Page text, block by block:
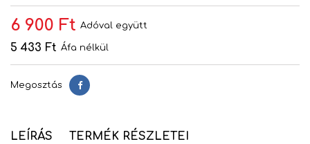
6 900 Ft Adóval együtt
5 433 Ft Áfa nélkül
Megosztás Megosztás
LEÍRÁS TERMÉK RÉSZLETEI